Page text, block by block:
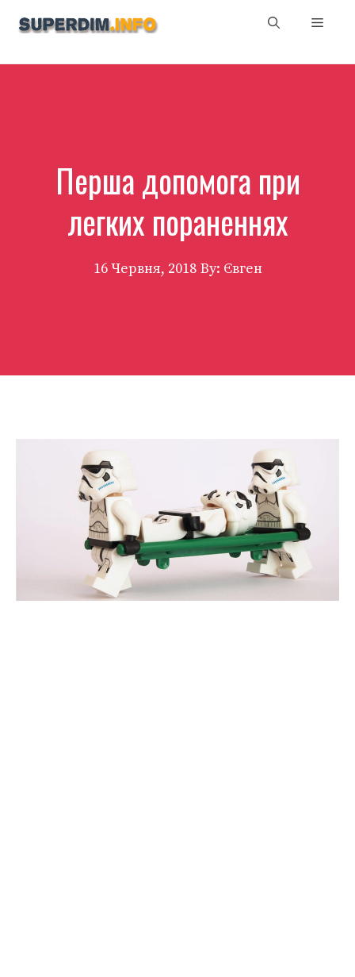
Перша допомога при
легких пораненнях
16 Червня, 2018 By: Євген